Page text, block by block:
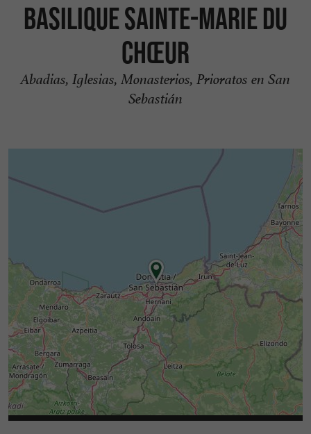
Basilique Sainte-Marie du
Chœur
Abadias, Iglesias, Monasterios, Prioratos en San
Sebastián